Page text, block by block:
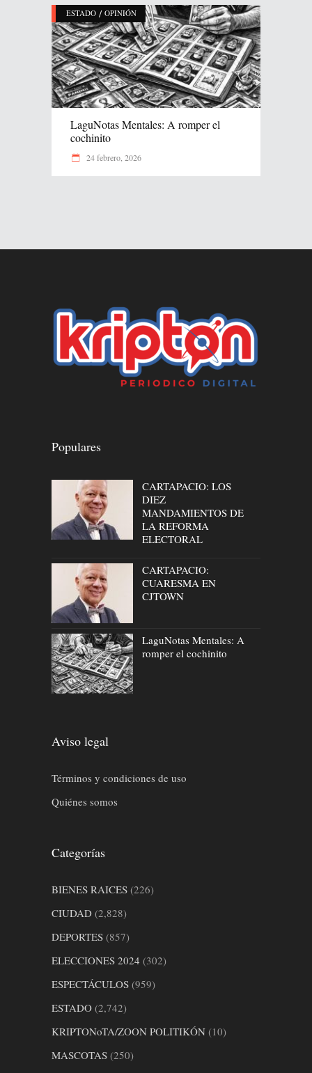
ESTADO / OPINIÓN
LaguNotas Mentales: A romper el
cochinito
24 febrero, 2026
Populares
CARTAPACIO: LOS
DIEZ
MANDAMIENTOS DE
LA REFORMA
ELECTORAL
CARTAPACIO:
CUARESMA EN
CJTOWN
LaguNotas Mentales: A
romper el cochinito
Aviso legal
Términos y condiciones de uso
Quiénes somos
Categorías
BIENES RAICES (226)
CIUDAD (2,828)
DEPORTES (857)
ELECCIONES 2024 (302)
ESPECTÁCULOS (959)
ESTADO (2,742)
KRIPTONoTA/ZOON POLITIKÓN (10)
MASCOTAS (250)